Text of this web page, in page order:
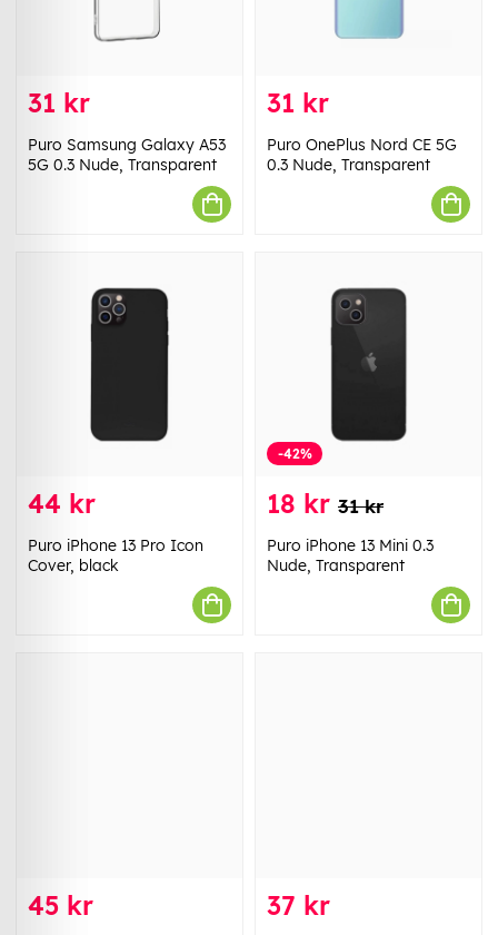
31 kr
Puro Samsung Galaxy A53
5G 0.3 Nude, Transparent
31 kr
Puro OnePlus Nord CE 5G
0.3 Nude, Transparent
44 kr
Puro iPhone 13 Pro Icon
Cover, black
-42%
18 kr 31 kr
Puro iPhone 13 Mini 0.3
Nude, Transparent
45 kr 37 kr